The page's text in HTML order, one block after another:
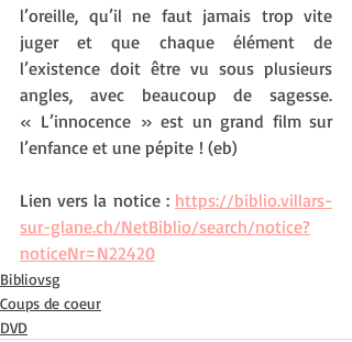
l’oreille, qu’il ne faut jamais trop vite
juger et que chaque élément de
l’existence doit être vu sous plusieurs
angles, avec beaucoup de sagesse.
« L’innocence » est un grand film sur
l’enfance et une pépite ! (eb)
Lien vers la notice : https://biblio.villars-
sur-glane.ch/NetBiblio/search/notice?
noticeNr=N22420
Bibliovsg
Coups de coeur
DVD